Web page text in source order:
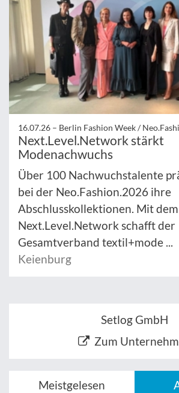
16.07.26 – Berlin Fashion Week /
Next.Level.Network stärkt
Modenachwuchs
Über 100 Nachwuchstalente
bei der Neo.Fashion.2026 ihre
Abschlusskollektionen. Mit dem
Next.Level.Network schafft der
Gesamtverband textil+mode ...
Keienburg
Setlog GmbH
Zum
Meistgelesen